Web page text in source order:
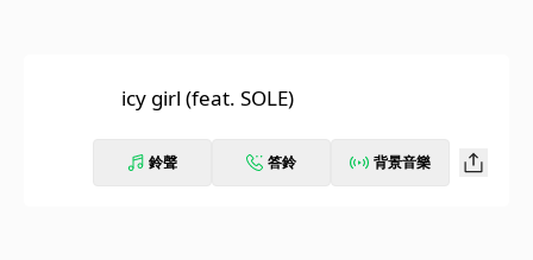
icy girl (feat. SOLE)
鈴聲 答鈴 背景音樂